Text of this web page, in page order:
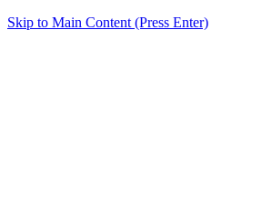
Skip to Main Content (Press Enter)